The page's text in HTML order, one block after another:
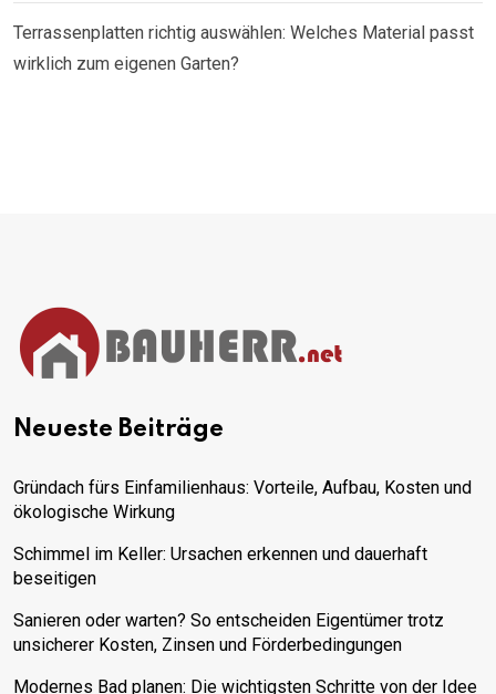
Terrassenplatten richtig auswählen: Welches Material passt
wirklich zum eigenen Garten?
Neueste Beiträge
Gründach fürs Einfamilienhaus: Vorteile, Aufbau, Kosten und
ökologische Wirkung
Schimmel im Keller: Ursachen erkennen und dauerhaft
beseitigen
Sanieren oder warten? So entscheiden Eigentümer trotz
unsicherer Kosten, Zinsen und Förderbedingungen
Modernes Bad planen: Die wichtigsten Schritte von der Idee